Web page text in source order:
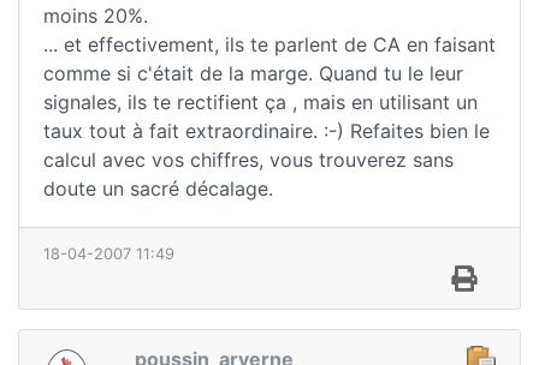
moins 20%.
... et effectivement, ils te parlent de CA en faisant
comme si c'était de la marge. Quand tu le leur
signales, ils te rectifient ça , mais en utilisant un
taux tout à fait extraordinaire. :-) Refaites bien le
calcul avec vos chiffres, vous trouverez sans
doute un sacré décalage.
18-04-2007 11:49
poussin_arverne